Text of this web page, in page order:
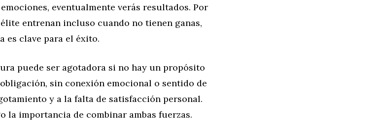
eventualmente verás resultados. Por
entrenan incluso cuando no tienen ganas,
es clave para el éxito.
puede ser agotadora si no hay un propósito
sin conexión emocional o sentido de
y a la falta de satisfacción personal.
la importancia de combinar ambas fuerzas.